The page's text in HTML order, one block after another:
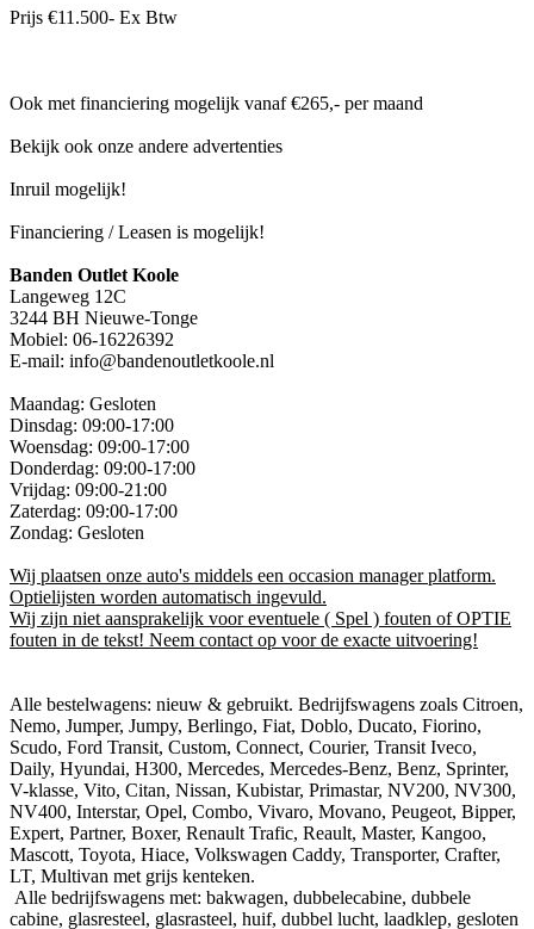
Prijs €11.500- Ex Btw
Ook met financiering mogelijk vanaf €265,- per maand
Bekijk ook onze andere advertenties
Inruil mogelijk!
Financiering / Leasen is mogelijk!
Banden Outlet Koole
Langeweg 12C
3244 BH Nieuwe-Tonge
Mobiel: 06-16226392
E-mail: info@bandenoutletkoole.nl
Maandag: Gesloten
Dinsdag: 09:00-17:00
Woensdag: 09:00-17:00
Donderdag: 09:00-17:00
Vrijdag: 09:00-21:00
Zaterdag: 09:00-17:00
Zondag: Gesloten
Wij plaatsen onze auto's middels een occasion manager platform.
Optielijsten worden automatisch ingevuld.
Wij zijn niet aansprakelijk voor eventuele ( Spel ) fouten of OPTIE
fouten in de tekst! Neem contact op voor de exacte uitvoering!
Alle bestelwagens: nieuw & gebruikt. Bedrijfswagens zoals Citroen,
Nemo, Jumper, Jumpy, Berlingo, Fiat, Doblo, Ducato, Fiorino,
Scudo, Ford Transit, Custom, Connect, Courier, Transit Iveco,
Daily, Hyundai, H300, Mercedes, Mercedes-Benz, Benz, Sprinter,
V-klasse, Vito, Citan, Nissan, Kubistar, Primastar, NV200, NV300,
NV400, Interstar, Opel, Combo, Vivaro, Movano, Peugeot, Bipper,
Expert, Partner, Boxer, Renault Trafic, Reault, Master, Kangoo,
Mascott, Toyota, Hiace, Volkswagen Caddy, Transporter, Crafter,
LT, Multivan met grijs kenteken.
Alle bedrijfswagens met: bakwagen, dubbelecabine, dubbele
cabine, glasresteel, glasrasteel, huif, dubbel lucht, laadklep, gesloten